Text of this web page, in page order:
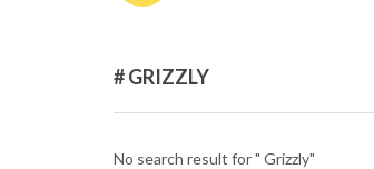
# GRIZZLY
No search result for " Grizzly"